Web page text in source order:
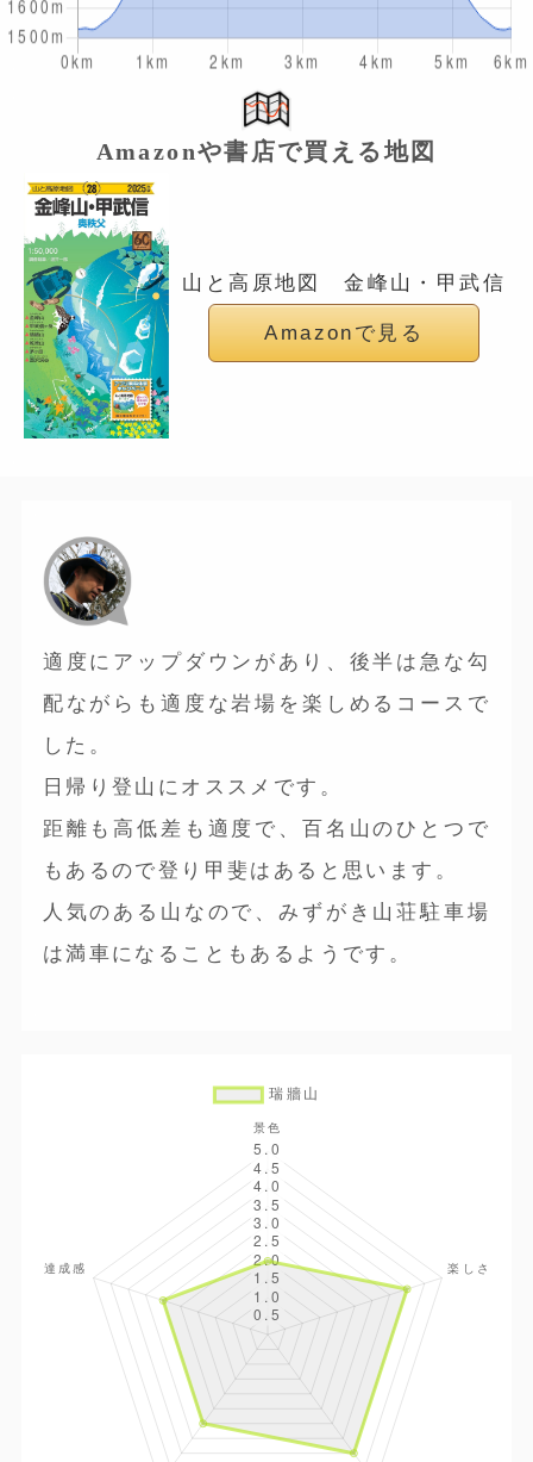
Amazonや書店で買える地図
山と高原地図 金峰山・甲武信
Amazonで見る
適度にアップダウンがあり、後半は急な勾
配ながらも適度な岩場を楽しめるコースで
した。
日帰り登山にオススメです。
距離も高低差も適度で、百名山のひとつで
もあるので登り甲斐はあると思います。
人気のある山なので、みずがき山荘駐車場
は満車になることもあるようです。